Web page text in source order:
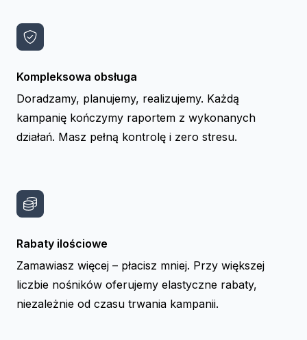
Kompleksowa obsługa
Doradzamy, planujemy, realizujemy. Każdą
kampanię kończymy raportem z wykonanych
działań. Masz pełną kontrolę i zero stresu.
Rabaty ilościowe
Zamawiasz więcej – płacisz mniej. Przy większej
liczbie nośników oferujemy elastyczne rabaty,
niezależnie od czasu trwania kampanii.